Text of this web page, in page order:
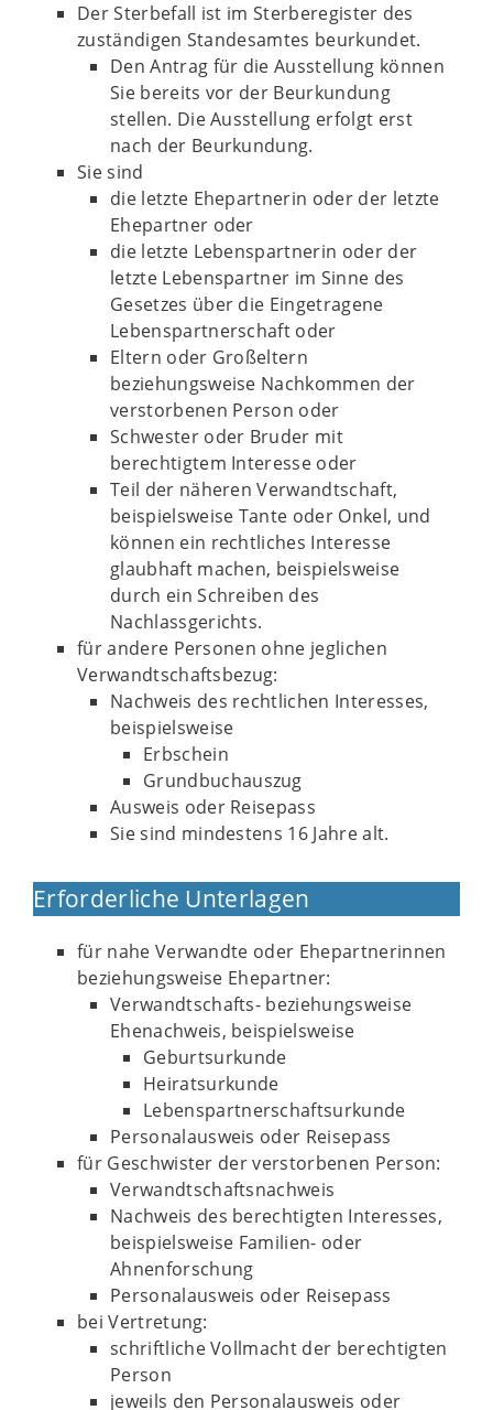
Der Sterbefall ist im Sterberegister des
zuständigen Standesamtes beurkundet.
Den Antrag für die Ausstellung können
Sie bereits vor der Beurkundung
stellen. Die Ausstellung erfolgt erst
nach der Beurkundung.
Sie sind
die letzte Ehepartnerin oder der letzte
Ehepartner oder
die letzte Lebenspartnerin oder der
letzte Lebenspartner im Sinne des
Gesetzes über die Eingetragene
Lebenspartnerschaft oder
Eltern oder Großeltern
beziehungsweise Nachkommen der
verstorbenen Person oder
Schwester oder Bruder mit
berechtigtem Interesse oder
Teil der näheren Verwandtschaft,
beispielsweise Tante oder Onkel, und
können ein rechtliches Interesse
glaubhaft machen, beispielsweise
durch ein Schreiben des
Nachlassgerichts.
für andere Personen ohne jeglichen
Verwandtschaftsbezug:
Nachweis des rechtlichen Interesses,
beispielsweise
Erbschein
Grundbuchauszug
Ausweis oder Reisepass
Sie sind mindestens 16 Jahre alt.
Erforderliche Unterlagen
für nahe Verwandte oder Ehepartnerinnen
beziehungsweise Ehepartner:
Verwandtschafts- beziehungsweise
Ehenachweis, beispielsweise
Geburtsurkunde
Heiratsurkunde
Lebenspartnerschaftsurkunde
Personalausweis oder Reisepass
für Geschwister der verstorbenen Person:
Verwandtschaftsnachweis
Nachweis des berechtigten Interesses,
beispielsweise Familien- oder
Ahnenforschung
Personalausweis oder Reisepass
bei Vertretung:
schriftliche Vollmacht der berechtigten
Person
jeweils den Personalausweis oder